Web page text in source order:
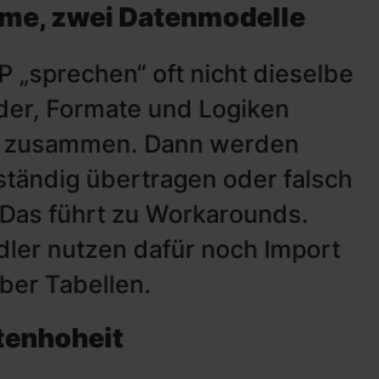
zwei Datenmodelle
„sprechen“ oft nicht dieselbe
Formate und Logiken
Dann werden
übertragen oder falsch
führt zu Workarounds.
nutzen dafür noch Import
Tabellen.